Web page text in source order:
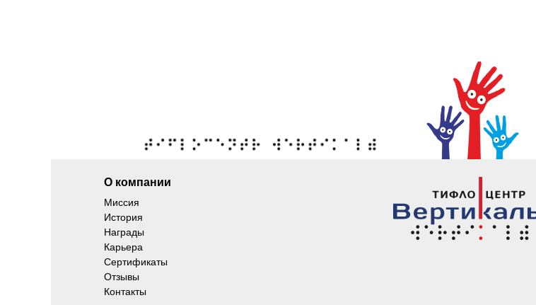
О компании
Миссия
История
Награды
Карьера
Сертификаты
Отзывы
Контакты